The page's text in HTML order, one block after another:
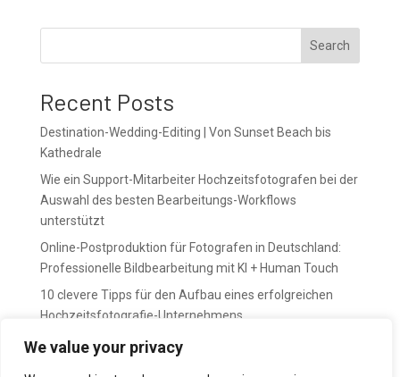
We value your privacy
Search
Recent Posts
Destination-Wedding-Editing | Von Sunset Beach bis
Kathedrale
Wie ein Support-Mitarbeiter Hochzeitsfotografen bei der
Auswahl des besten Bearbeitungs-Workflows
unterstützt
Online-Postproduktion für Fotografen in Deutschland:
Professionelle Bildbearbeitung mit KI + Human Touch
10 clevere Tipps für den Aufbau eines erfolgreichen
Hochzeitsfotografie-Unternehmens
April bedeutet Vorbereitung. Mai bedeutet Druck.